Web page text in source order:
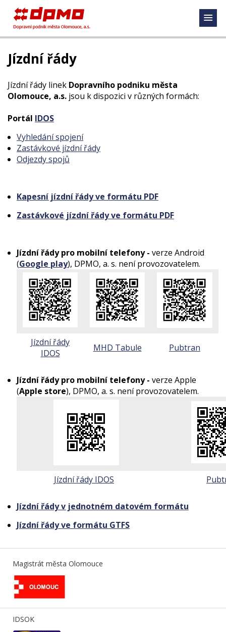
Jízdní řády
Jízdní řády linek Dopravního podniku města
Olomouce, a.s. jsou k dispozici v různých formách:
Portál IDOS
Vyhledání spojení
Zastávkové jízdní řády
Odjezdy spojů
Kapesní jízdní řády ve formátu PDF
Zastávkové jízdní řády ve formátu PDF
Jízdní řády pro mobilní telefony - verze Android
(Google play), DPMO, a. s. není provozovatelem.
Jízdní řády
IDOS
MHD Tabule Pubtran
Jízdní řády pro mobilní telefony - verze Apple
(Apple store), DPMO, a. s. není provozovatelem.
Jízdní řády IDOS
Jízdní řády v jednotném datovém formátu
Jízdní řády ve formátu GTFS
Magistrát města Olomouce
IDSOK